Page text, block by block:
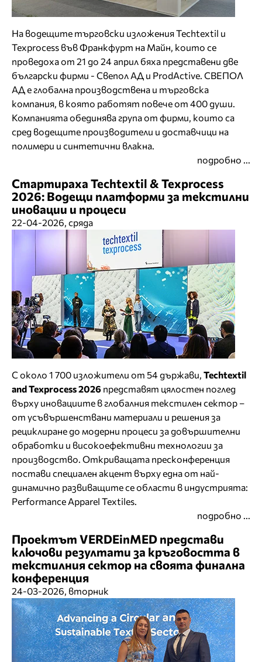
На водещите търговски изложения Techtextil и
Texprocess във Франкфурт на Майн, които се
проведоха от 21 до 24 април бяха представени две
български фирми - Свепол АД и ProdActive. СВЕПОЛ
АД е глобална производствена и търговска
компания, в която работят повече от 400 души.
Компанията обединява група от фирми, които са
сред водещите производители и доставчици на
полимери и синтетични влакна.
подробно ...
Стартираха Techtextil & Texprocess
2026: Водещи платформи за текстилни
иновации и процеси
22-04-2026, сряда
С около 1 700 изложители от 54 държави, Techtextil
and Texprocess 2026 представят цялостен поглед
върху иновациите в глобалния текстилен сектор –
от усъвършенствани материали и решения за
рециклиране до модерни процеси за довършителни
обработки и високоефективни технологии за
производство. Откриващата пресконференция
постави специален акцент върху една от най-
динамично развиващите се области в индустрията:
Performance Apparel Textiles.
подробно ...
Проектът VERDEinMED представи
ключови резултати за кръговостта в
текстилния сектор на своята финална
конференция
24-03-2026, вторник